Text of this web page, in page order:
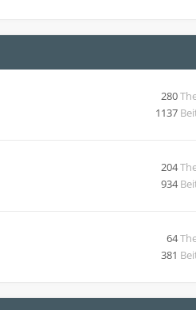
280
1137
204
934
64
381